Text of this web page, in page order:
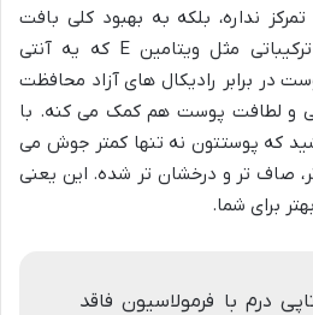
نداره، بلکه به بهبود کلی بافت
پوست هم کمک می کنه. ترکیباتی مثل ویتامین E که یه آنتی
در برابر رادیکال های آزاد محافظت
و لطافت پوست هم کمک می کنه. با
که پوستتون نه تنها کمتر جوش می
صاف تر و درخشان تر شده. این یعنی
برای شما.
درم با فرمولاسیون فاقد